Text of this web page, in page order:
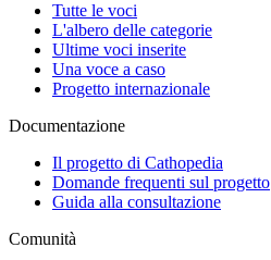
Tutte le voci
L'albero delle categorie
Ultime voci inserite
Una voce a caso
Progetto internazionale
Documentazione
Il progetto di Cathopedia
Domande frequenti sul progetto
Guida alla consultazione
Comunità